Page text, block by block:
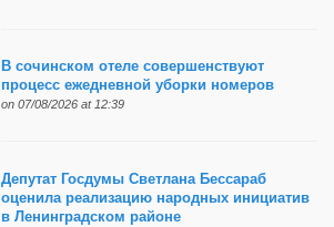
В сочинском отеле совершенствуют
процесс ежедневной уборки номеров
on 07/08/2026 at 12:39
Депутат Госдумы Светлана Бессараб
оценила реализацию народных инициатив
в Ленинградском районе